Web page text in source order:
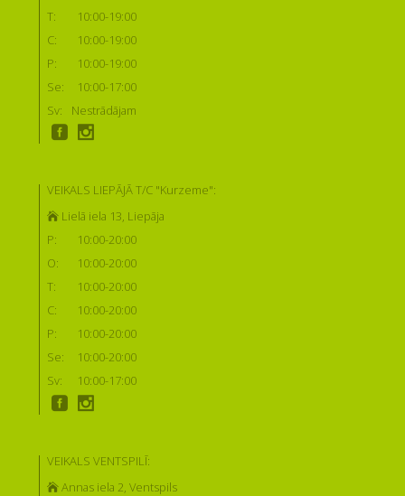
T:
10:00-19:00
C:
10:00-19:00
P:
10:00-19:00
Se:
10:00-17:00
Sv:
Nestrādājam
VEIKALS LIEPĀJĀ T/C "Kurzeme":
Lielā iela 13, Liepāja
P:
10:00-20:00
O:
10:00-20:00
T:
10:00-20:00
C:
10:00-20:00
P:
10:00-20:00
Se:
10:00-20:00
Sv:
10:00-17:00
VEIKALS VENTSPILĪ:
Annas iela 2, Ventspils